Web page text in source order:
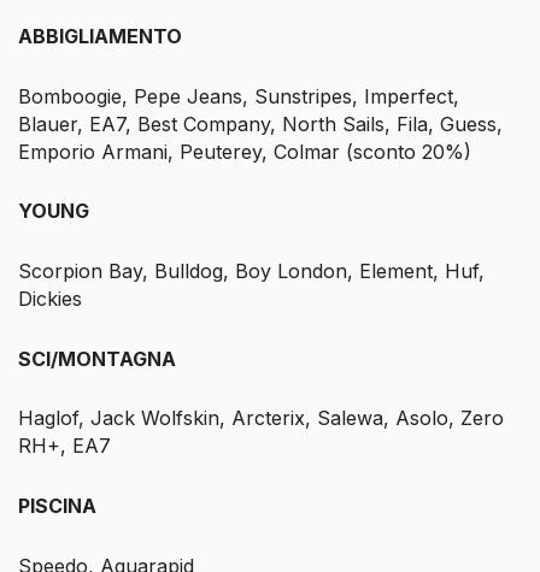
ABBIGLIAMENTO
Bomboogie, Pepe Jeans, Sunstripes, Imperfect,
Blauer, EA7, Best Company, North Sails, Fila, Guess,
Emporio Armani, Peuterey, Colmar (sconto 20%)
YOUNG
Scorpion Bay, Bulldog, Boy London, Element, Huf,
Dickies
SCI/MONTAGNA
Haglof, Jack Wolfskin, Arcterix, Salewa, Asolo, Zero
RH+, EA7
PISCINA
Speedo, Aquarapid